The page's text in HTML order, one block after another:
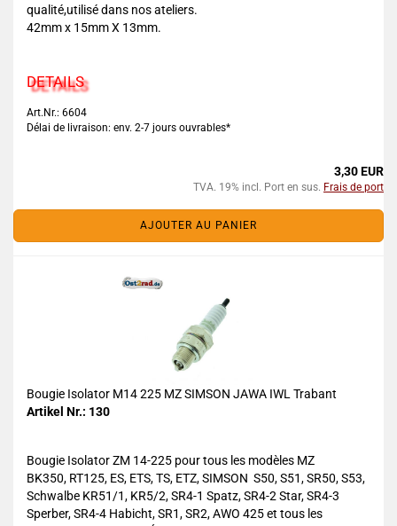
qualité,utilisé dans nos ateliers.
42mm x 15mm X 13mm.
DETAILS
Art.Nr.: 6604
Délai de livraison: env. 2-7 jours ouvrables*
3,30 EUR
TVA. 19% incl. Port en sus. Frais de port
AJOUTER AU PANIER
Bougie Isolator M14 225 MZ SIMSON JAWA IWL Trabant
Artikel Nr.: 130
Bougie Isolator ZM 14-225 pour tous les modèles MZ
BK350, RT125, ES, ETS, TS, ETZ, SIMSON S50, S51, SR50, S53,
Schwalbe KR51/1, KR5/2, SR4-1 Spatz, SR4-2 Star, SR4-3
Sperber, SR4-4 Habicht, SR1, SR2, AWO 425 et tous les